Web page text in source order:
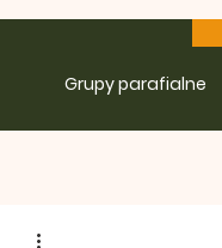
Grupy parafialne